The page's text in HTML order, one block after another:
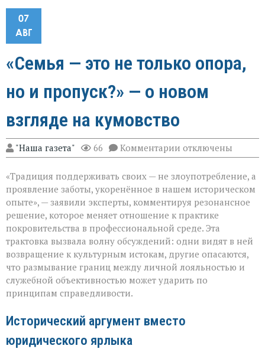
07
АВГ
«Семья — это не только опора,
но и пропуск?» — о новом
взгляде на кумовство
"Наша газета" 66 Комментарии к
записи
не
только
но
и
пропуск?» — о
новом
взгляде
на
кумовство
отключены
«Традиция поддерживать своих — не злоупотребление, а
проявление заботы, укоренённое в нашем историческом
опыте», — заявили эксперты, комментируя резонансное
решение, которое меняет отношение к практике
покровительства в профессиональной среде. Эта
трактовка вызвала волну обсуждений: одни видят в ней
возвращение к культурным истокам, другие опасаются,
что размывание границ между личной лояльностью и
служебной объективностью может ударить по
принципам справедливости.
Исторический аргумент вместо
юридического ярлыка